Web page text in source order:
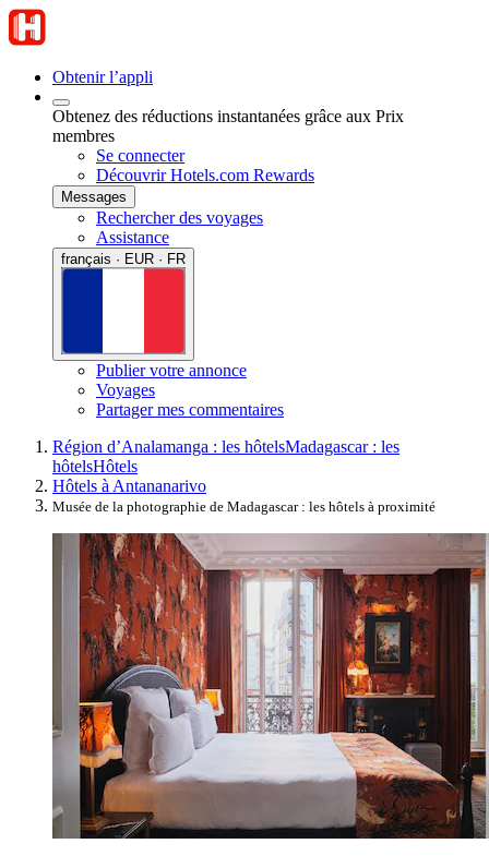
Obtenir l’appli
Obtenez des réductions instantanées grâce aux Prix
membres
Se connecter
Découvrir Hotels.com Rewards
Messages
Rechercher des voyages
Assistance
français · EUR · FR
Publier votre annonce
Voyages
Partager mes commentaires
Région d’Analamanga : les hôtelsMadagascar : les
hôtelsHôtels
Hôtels à Antananarivo
Musée de la photographie de Madagascar : les hôtels à proximité